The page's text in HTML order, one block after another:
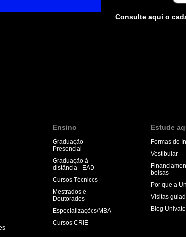
Consulte aqui o
Ensino
Graduação
Presencial
Graduação à
distância - EAD
Cursos Técnicos
Mestrados e
Doutorados
Especializações/MBA
Cursos CRIE
Estude
Formas de
Vestibular
bolsas
Por que a
Visitas
Blog